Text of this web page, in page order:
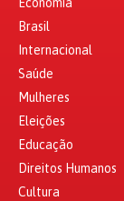
Brasil
Internacional
Saúde
Mulheres
Eleições
Educação
Direitos Humanos
Cultura